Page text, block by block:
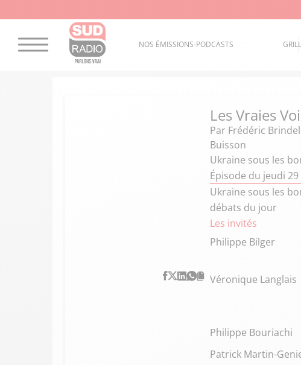
NOS ÉMISSIONS-PODCASTS
Les Vraies
Par Frédéric
Buisson
Ukraine sous les
Épisode du jeudi
Ukraine sous les
débats du jour
Les invités
Philippe Bilger
Véronique Langlais
Philippe Bouriachi
Patrick Martin-